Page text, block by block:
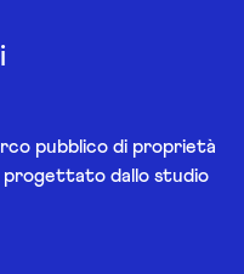
pubblico di proprietà
progettato dallo studio